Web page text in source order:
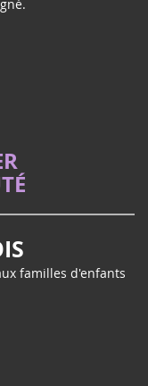
familles d'enfants